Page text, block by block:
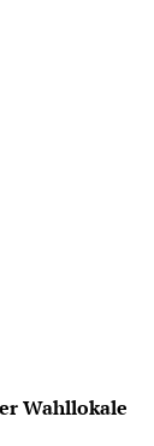
Wahllokale